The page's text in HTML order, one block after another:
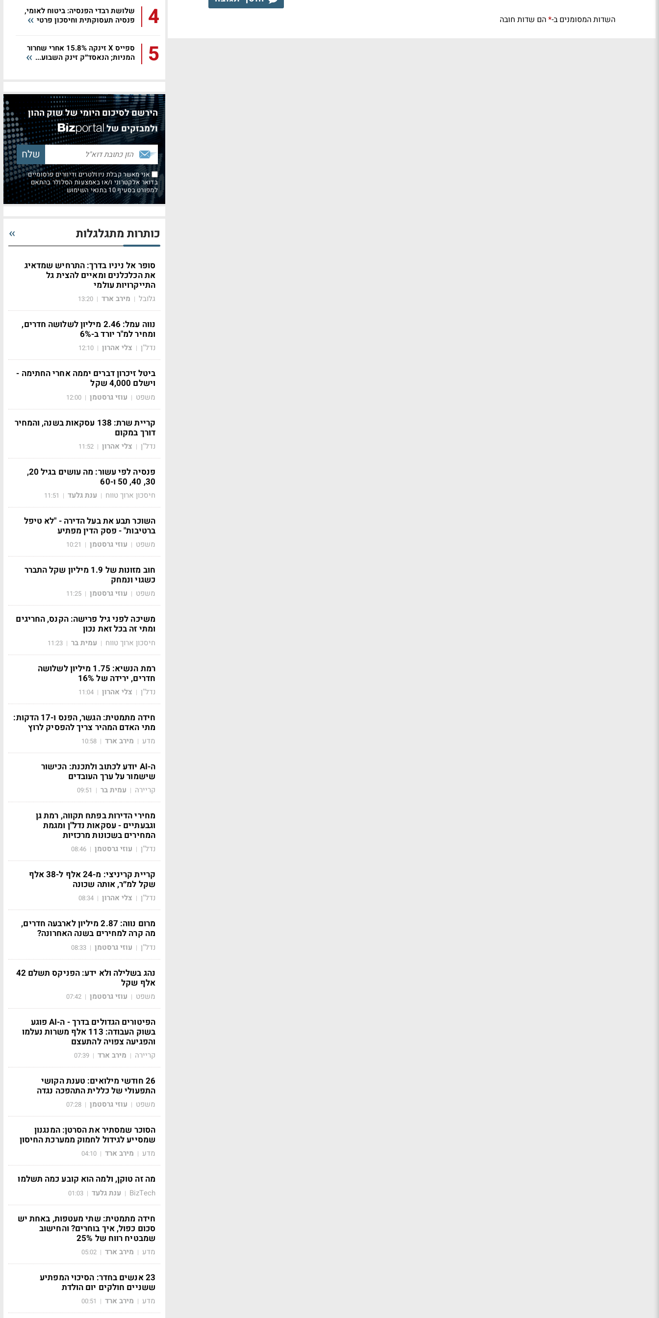
השדות המסומנים ב-*הם שדות חובה 4
שלושת רבדי הפנסיה: ביטוח לאומי,
פנסיה תעסוקתית וחיסכון פרטי
5
ספייס X זינקה 15.8% אחרי שחרור
המניות; הנאסד״ק זינק השבוע...
הירשם לסיכום היומי של שוק ההון
ולמבזקים של
אני מאשר קבלת ניוזלטרים ודיוורים פרסומיים
בדואר אלקטרוני ו/או באמצעות הסלולר בהתאם
למפורט בסעיף 10 בתנאי השימוש
כותרות מתגלגלות
סופר אל ניניו בדרך: התרחיש שמדאיג
את הכלכלנים ומאיים להצית גל
התייקרויות עולמי
גלובל | מירב ארד |
13:20
נווה עמל: 2.46 מיליון לשלושה חדרים,
ומחיר למ"ר יורד ב-6%
נדל"ן | צלי אהרון |
12:10
ביטל זיכרון דברים יממה אחרי החתימה -
וישלם 4,000 שקל
משפט | עוזי גרסטמן |
12:00
קריית שרת: 138 עסקאות בשנה, והמחיר
דורך במקום
נדל"ן | צלי אהרון |
11:52
פנסיה לפי עשור: מה עושים בגיל 20,
30, 40, 50 ו-60
חיסכון ארוך טווח | ענת גלעד |
11:51
השוכר תבע את בעל הדירה - "לא טיפל
ברטיבות" - פסק הדין מפתיע
משפט | עוזי גרסטמן |
10:21
חוב מזונות של 1.9 מיליון שקל התברר
כשגוי ונמחק
משפט | עוזי גרסטמן |
11:25
משיכה לפני גיל פרישה: הקנס, החריגים
ומתי זה בכל זאת נכון
חיסכון ארוך טווח | עמית בר |
11:23
רמת הנשיא: 1.75 מיליון לשלושה
חדרים, ירידה של 16%
נדל"ן | צלי אהרון |
11:04
חידה מתמטית: הגשר, הפנס ו-17 הדקות:
מתי האדם המהיר צריך להפסיק לרוץ
מדע | מירב ארד |
10:58
ה-AI יודע לכתוב ולתכנת: הכישור
שישמור על ערך העובדים
קריירה | עמית בר |
09:51
מחירי הדירות בפתח תקווה, רמת גן
וגבעתיים - עסקאות נדל"ן ומגמת
המחירים בשכונות מרכזיות
נדל"ן | עוזי גרסטמן |
08:46
קריית קריניצי: מ-24 אלף ל-38 אלף
שקל למ״ר, אותה שכונה
נדל"ן | צלי אהרון |
08:34
מרום נווה: 2.87 מיליון לארבעה חדרים,
מה קרה למחירים בשנה האחרונה?
נדל"ן | עוזי גרסטמן |
08:33
נהג בשלילה ולא ידע: הפניקס תשלם 42
אלף שקל
משפט | עוזי גרסטמן |
07:42
הפיטורים הגדולים בדרך - ה-AI פוגע
בשוק העבודה: 113 אלף משרות נעלמו
והפגיעה צפויה להתעצם
קריירה | מירב ארד |
07:39
26 חודשי מילואים: טענת הקושי
התפעולי של כללית התהפכה נגדה
משפט | עוזי גרסטמן |
07:28
הסוכר שמסתיר את הסרטן: המנגנון
שמסייע לגידול לחמוק ממערכת החיסון
מדע | מירב ארד |
04:10
מה זה טוקן, ולמה הוא קובע כמה תשלמו
BizTech
| ענת גלעד |
01:03
חידה מתמטית: שתי מעטפות, באחת יש
סכום כפול, איך בוחרים? והחישוב
שמבטיח רווח של 25%
מדע | מירב ארד |
05:02
23 אנשים בחדר: הסיכוי המפתיע
ששניים חולקים יום הולדת
מדע | מירב ארד |
00:51